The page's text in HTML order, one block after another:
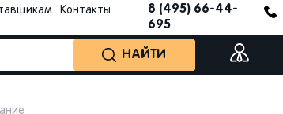
Контакты
8 (495) 66-44-
695
НАЙТИ